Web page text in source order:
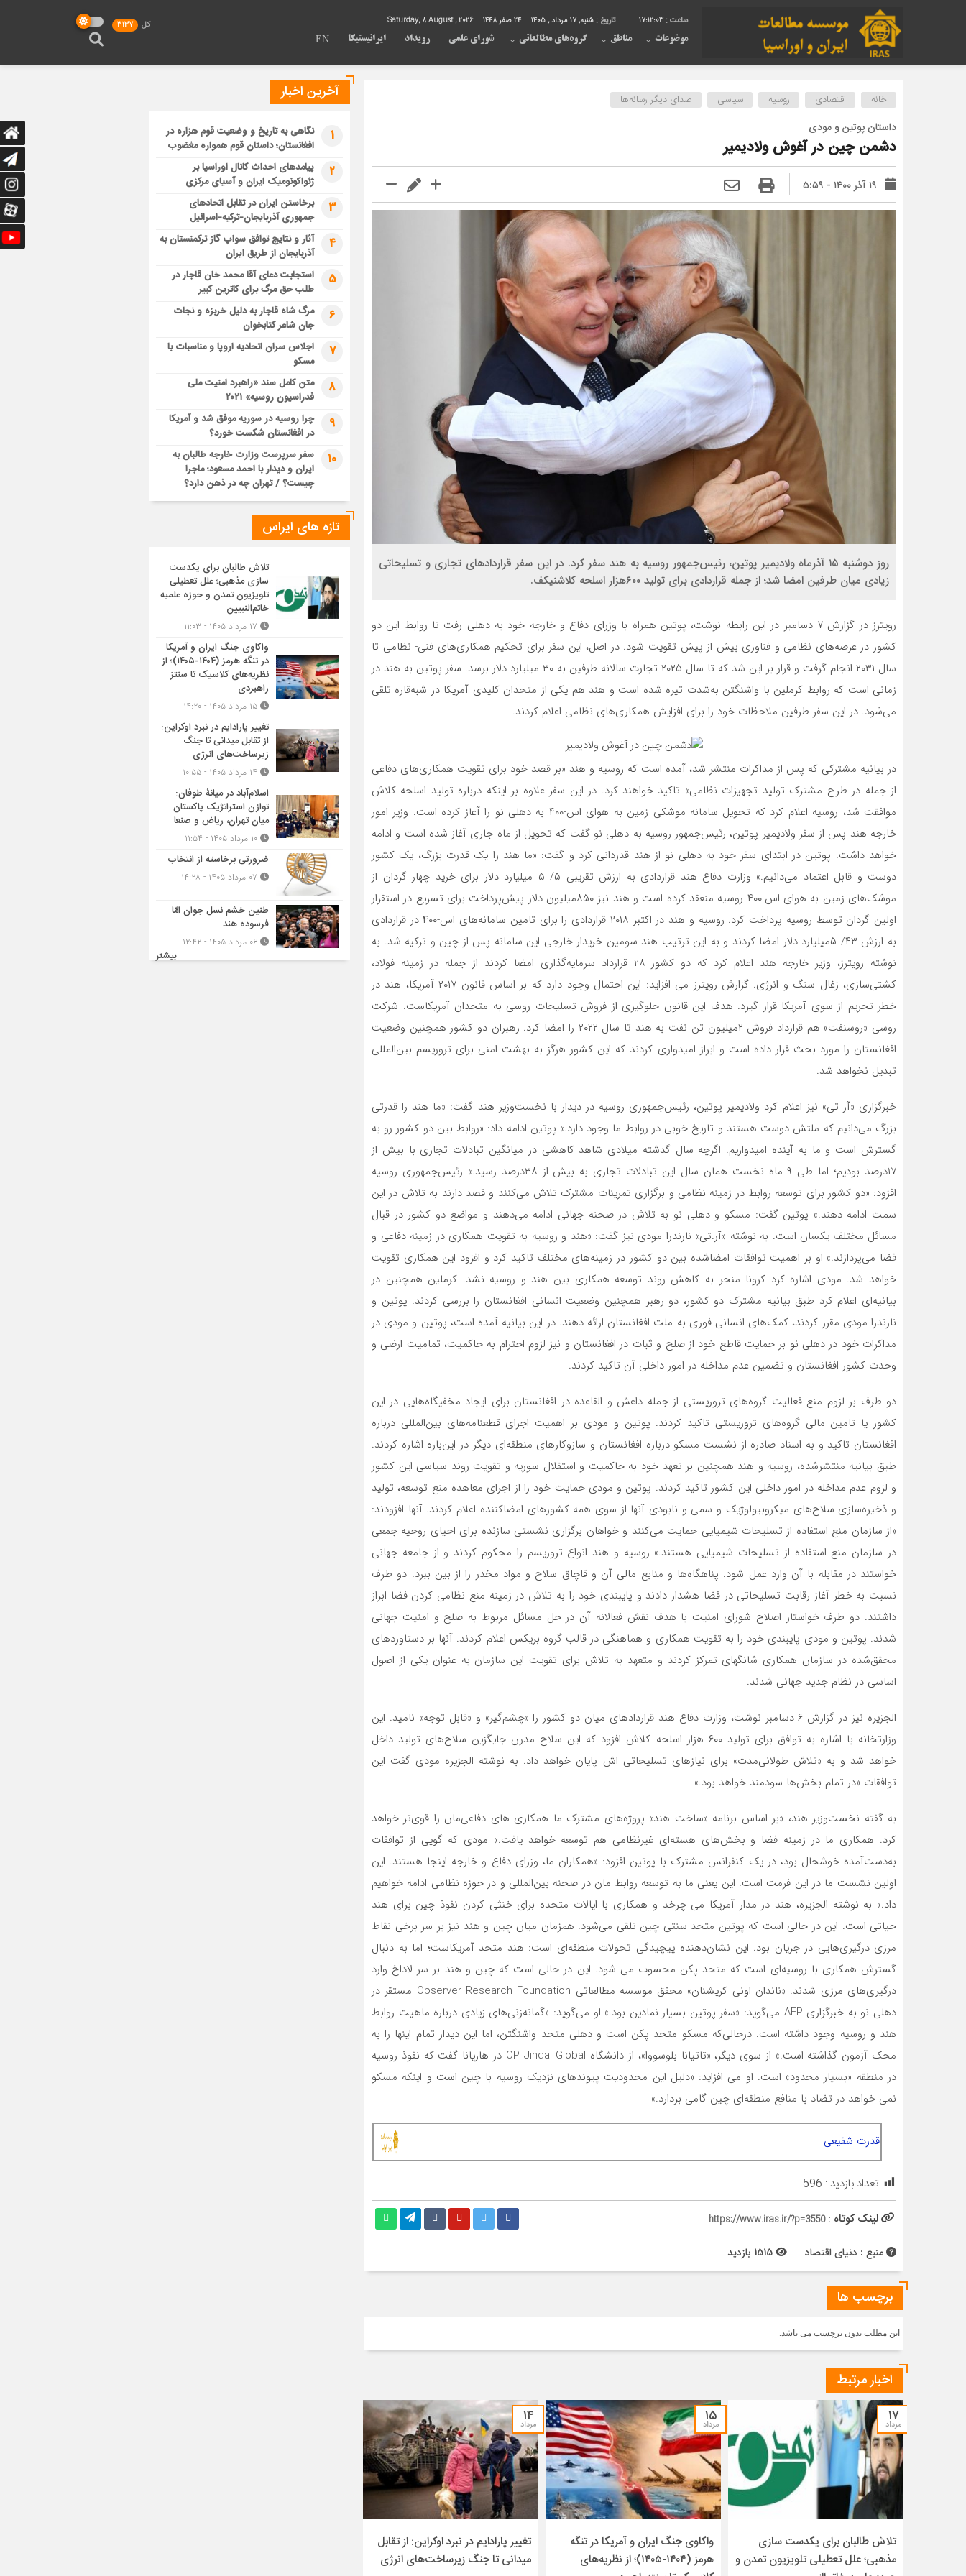
17:12:04 تاریخ : شنبه, ۱۷ مرداد , ۱۴۰۵ 24 صفر 1448
موضوعات مناطق گروه‌های مطالعاتی شورای علمی رویداد ایرانیستیکا EN
کل 3137
خانه اقتصادی روسیه سیاسی صدای دیگر رسانه‌ها
داستان پوتین و مودی
دشمن چین در آغوش ولادیمیر
۱۹ آذر ۱۴۰۰ - ۵:۵۹
روز دوشنبه ۱۵ آذرماه ولادیمیر پوتین، رئیس‌جمهور روسیه به هند سفر کرد. در این سفر قراردادهای تجاری و تسلیحاتی
زیادی میان طرفین امضا شد؛ از جمله قراردادی برای تولید ۶۰۰هزار اسلحه کلاشنیکف.
رویترز در گزارش ۷ دسامبر در این رابطه نوشت، پوتین همراه با وزرای دفاع و خارجه خود به دهلی رفت تا روابط این دو
کشور در عرصه‌های نظامی و فناوری بیش از پیش تقویت شود. در اصل، این سفر برای تحکیم همکاری‌های فنی- نظامی تا
سال ۲۰۳۱ انجام گرفت و قرار بر این شد که تا سال ۲۰۲۵ تجارت سالانه طرفین به ۳۰ میلیارد دلار برسد. سفر پوتین به هند در
زمانی است که روابط کرملین با واشنگتن به‌شدت تیره شده است و هند هم یکی از متحدان کلیدی آمریکا در شبه‌قاره تلقی
می‌شود. در این سفر طرفین ملاحظات خود را برای افزایش همکاری‌های نظامی اعلام کردند.
در بیانیه مشترکی که پس از مذاکرات منتشر شد، آمده است که روسیه و هند «بر قصد خود برای تقویت همکاری‌های دفاعی
از جمله در طرح مشترک تولید تجهیزات نظامی» تاکید خواهند کرد. در این سفر علاوه بر اینکه درباره تولید اسلحه کلاش
موافقت شد، روسیه اعلام کرد که تحویل سامانه موشکی زمین به هوای اس-۴۰۰ به دهلی نو را آغاز کرده است. وزیر امور
خارجه هند پس از سفر ولادیمیر پوتین، رئیس‌جمهور روسیه به دهلی نو گفت که تحویل از ماه جاری آغاز شده است و ادامه
خواهد داشت. پوتین در ابتدای سفر خود به دهلی نو از هند قدردانی کرد و گفت: «ما هند را یک قدرت بزرگ، یک کشور
دوست و قابل اعتماد می‌دانیم.» وزارت دفاع هند قراردادی به ارزش تقریبی ۵/ ۵ میلیارد دلار برای خرید چهار گردان از
موشک‌های زمین به هوای اس-۴۰۰ روسیه منعقد کرده است و هند نیز ۸۵۰میلیون دلار پیش‌پرداخت برای تسریع در استقرار
اولین گردان توسط روسیه پرداخت کرد. روسیه و هند در اکتبر ۲۰۱۸ قراردادی را برای تامین سامانه‌های اس-۴۰۰ در قراردادی
به ارزش ۴۳/ ۵میلیارد دلار امضا کردند و به این ترتیب هند سومین خریدار خارجی این سامانه پس از چین و ترکیه شد. به
نوشته رویترز، وزیر خارجه هند اعلام کرد که دو کشور ۲۸ قرارداد سرمایه‌گذاری امضا کردند از جمله در زمینه فولاد،
کشتی‌سازی، زغال سنگ و انرژی. گزارش رویترز می افزاید: این احتمال وجود دارد که بر اساس قانون ۲۰۱۷ آمریکا، هند در
خطر تحریم از سوی آمریکا قرار گیرد. هدف این قانون جلوگیری از فروش تسلیحات روسی به متحدان آمریکاست. شرکت
روسی «روسنفت» هم قرارداد فروش ۲میلیون تن نفت به هند تا سال ۲۰۲۲ را امضا کرد. رهبران دو کشور همچنین وضعیت
افغانستان را مورد بحث قرار داده است و ابراز امیدواری کردند که این کشور هرگز به بهشت امنی برای تروریسم بین‌المللی
تبدیل نخواهد شد.
خبرگزاری «آر تی» نیز اعلام کرد ولادیمیر پوتین، رئیس‌جمهوری روسیه در دیدار با نخست‌وزیر هند گفت: «ما هند را قدرتی
بزرگ می‌دانیم که ملتش دوست هستند و تاریخ خوبی در روابط ما وجود دارد.» پوتین ادامه داد: «روابط بین دو کشور رو به
گسترش است و ما به آینده امیدواریم. اگرچه سال گذشته میلادی شاهد کاهشی در میانگین تبادلات تجاری با بیش از
۱۷درصد بودیم؛ اما طی ۹ ماه نخست همان سال این تبادلات تجاری به بیش از ۳۸درصد رسید.» رئیس‌جمهوری روسیه
افزود: «دو کشور برای توسعه روابط در زمینه نظامی و برگزاری تمرینات مشترک تلاش می‌کنند و قصد دارند به تلاش در این
سمت ادامه دهند.» پوتین گفت: مسکو و دهلی نو به تلاش در صحنه جهانی ادامه می‌دهند و مواضع دو کشور در قبال
مسائل مختلف یکسان است. به نوشته «آر.تی» نارندرا مودی نیز گفت: «هند و روسیه به تقویت همکاری در زمینه دفاعی و
فضا می‌پردازند.» او بر اهمیت توافقات امضاشده بین دو کشور در زمینه‌های مختلف تاکید کرد و افزود این همکاری تقویت
خواهد شد. مودی اشاره کرد کرونا منجر به کاهش روند توسعه همکاری بین هند و روسیه نشد. کرملین همچنین در
بیانیه‌ای اعلام کرد طبق بیانیه مشترک دو کشور، دو رهبر همچنین وضعیت انسانی افغانستان را بررسی کردند. پوتین و
نارندرا مودی مقرر کردند، کمک‌های انسانی فوری به ملت افغانستان ارائه دهند. در این بیانیه آمده است، پوتین و مودی در
مذاکرات خود در دهلی نو بر حمایت قاطع خود از صلح و ثبات در افغانستان و نیز لزوم احترام به حاکمیت، تمامیت ارضی و
وحدت کشور افغانستان و تضمین عدم مداخله در امور داخلی آن تاکید کردند.
دو طرف بر لزوم منع فعالیت گروه‌های تروریستی از جمله داعش و القاعده در افغانستان برای ایجاد مخفیگاه‌هایی در این
کشور یا تامین مالی گروه‌های تروریستی تاکید کردند. پوتین و مودی بر اهمیت اجرای قطعنامه‌های بین‌المللی درباره
افغانستان تاکید و به اسناد صادره از نشست مسکو درباره افغانستان و سازوکارهای منطقه‌ای دیگر در این‌باره اشاره کردند.
طبق بیانیه منتشرشده، روسیه و هند همچنین بر تعهد خود به حاکمیت و استقلال سوریه و تقویت روند سیاسی این کشور
و لزوم عدم مداخله در امور داخلی این کشور تاکید کردند. پوتین و مودی حمایت خود را از اجرای معاهده منع توسعه، تولید
و ذخیره‌سازی سلاح‌های میکروبیولوژیک و سمی و نابودی آنها از سوی همه کشورهای امضاکننده اعلام کردند. آنها افزودند:
«از سازمان منع استفاده از تسلیحات شیمیایی حمایت می‌کنند و خواهان برگزاری نشستی سازنده برای احیای روحیه جمعی
در سازمان منع استفاده از تسلیحات شیمیایی هستند.» روسیه و هند انواع تروریسم را محکوم کردند و از جامعه جهانی
خواستند در مقابله با آن وارد عمل شود. پناهگاه‌ها و منابع مالی آن و قاچاق سلاح و مواد مخدر را از بین ببرد. دو طرف
نسبت به خطر آغاز رقابت تسلیحاتی در فضا هشدار دادند و پایبندی خود را به تلاش در زمینه منع نظامی کردن فضا ابراز
داشتند. دو طرف خواستار اصلاح شورای امنیت با هدف نقش فعالانه‌ آن در حل مسائل مربوط به صلح و امنیت جهانی
شدند. پوتین و مودی پایبندی خود را به تقویت همکاری و هماهنگی در قالب گروه بریکس اعلام کردند. آنها بر دستاوردهای
محقق‌شده در سازمان همکاری شانگهای تمرکز کردند و متعهد به تلاش برای تقویت این سازمان به عنوان یکی از اصول
اساسی در نظام جدید جهانی شدند.
الجزیره نیز در گزارش ۶ دسامبر نوشت، وزارت دفاع هند قراردادهای میان دو کشور را «چشم‌گیر» و «قابل توجه» نامید. این
وزارتخانه با اشاره به توافق برای تولید ۶۰۰ هزار اسلحه کلاش افزود که این سلاح مدرن جایگزین سلاح‌های تولید داخل
خواهد شد و به «تلاش طولانی‌مدت» برای نیازهای تسلیحاتی اش پایان خواهد داد. به نوشته الجزیره مودی گفت این
توافقات «در تمام بخش‌ها سودمند خواهد بود.»
به گفته نخست‌وزیر هند، «بر اساس برنامه «ساخت هند» پروژه‌های مشترک ما همکاری های دفاعی‌مان را قوی‌تر خواهد
کرد. همکاری ما در زمینه فضا و بخش‌های هسته‌ای غیرنظامی هم توسعه خواهد یافت.» مودی که گویی از توافقات
به‌دست‌آمده خوشحال بود، در یک کنفرانس مشترک با پوتین افزود: «همکاران ما، وزرای دفاع و خارجه اینجا هستند. این
اولین نشست ما در این فرمت است. این یعنی ما به توسعه روابط مان در صحنه بین‌المللی و در حوزه نظامی ادامه خواهیم
داد.» به نوشته الجزیره، هند در مدار آمریکا می چرخد و همکاری با ایالات متحده برای خنثی کردن نفوذ چین برای هند
حیاتی است. این در حالی است که پوتین متحد سنتی چین تلقی می‌شود. همزمان میان چین و هند نیز بر سر برخی نقاط
مرزی درگیری‌هایی در جریان بود. این نشان‌دهنده پیچیدگی تحولات منطقه‌ای است: هند متحد آمریکاست؛ اما به دنبال
گسترش همکاری با روسیه‌ای است که متحد پکن محسوب می شود. این در حالی است که چین و هند بر سر لاداخ وارد
درگیری‌های مرزی شدند. «ناندان اونی کریشنان» محقق موسسه مطالعاتی Observer Research Foundation مستقر در
دهلی نو به خبرگزاری AFP می‌گوید: «سفر پوتین بسیار نمادین بود.» او می‌گوید: «گمانه‌زنی‌های زیادی درباره ماهیت روابط
هند و روسیه وجود داشته است. درحالی‌که مسکو متحد پکن است و دهلی متحد واشنگتن، اما این دیدار تمام اینها را به
محک آزمون گذاشته است.» از سوی دیگر، «تاتیانا بلوسووا»، از دانشگاه OP Jindal Global در هاریانا گفت که نفوذ روسیه
در منطقه «بسیار محدود» است. او می افزاید: «دلیل این محدودیت پیوندهای نزدیک روسیه با چین است و اینکه مسکو
نمی خواهد در تضاد با منافع منطقه‌ای چین گامی بردارد.»
قدرت شفیعی
تعداد بازدید : 596
لینک کوتاه :https://www.iras.ir/?p=3550
منبع : دنیای اقتصاد
برچسب ها
این مطلب بدون برچسب می باشد.
اخبار مرتبط
۱۷
مرداد
تلاش طالبان برای یکدست سازی
مذهبی؛ علل تعطیلی تلویزیون تمدن و
۱۵
مرداد
واکاوی جنگ ایران و آمریکا در تنگه
هرمز (۱۴۰۴-۱۴۰۵)؛ از نظریه‌های
۱۴
مرداد
تغییر پارادایم در نبرد اوکراین: از تقابل
میدانی تا جنگ زیرساخت‌های انرژی
آخرین اخبار
1
نگاهی به تاریخ و وضعیت قوم هزاره در
افغانستان؛ داستان قوم همواره مغضوب
2
پیامدهای احداث کانال اوراسیا بر
ژئواکونومیک ایران و آسیای مرکزی
3
برخاستن ایران در تقابل اتحادهای
جمهوری آذربایجان-ترکیه-اسرائیل
4
آثار و نتایج توافق سواپ گاز ترکمنستان به
آذربایجان از طریق ایران
5
استجابت دعای آقا محمد خان قاجار در
طلب حق مرگ برای کاترین کبیر
6
مرگ شاه قاجار به دلیل خربزه و نجات
جان شاعر کتابخوان
7
اجلاس سران اتحادیه اروپا و مناسبات با
مسکو
8
متن کامل سند «راهبرد امنیت ملی
فدراسیون روسیه» ۲۰۲۱
9
چرا روسیه در سوریه موفق شد و آمریکا
در افغانستان شکست خورد؟
10
سفر سرپرست وزارت خارجه طالبان به
ایران و دیدار با احمد مسعود؛ ماجرا
چیست؟ / تهران چه در ذهن دارد؟
تازه های ایراس
تلاش طالبان برای یکدست
سازی مذهبی؛ علل تعطیلی
تلویزیون تمدن و حوزه علمیه
خاتم‌النبیین
واکاوی جنگ ایران و آمریکا
در تنگه هرمز (۱۴۰۴-۱۴۰۵)؛ از
نظریه‌های کلاسیک تا سنتز
راهبردی
تغییر پارادایم در نبرد اوکراین:
از تقابل میدانی تا جنگ
زیرساخت‌های انرژی
اسلام‌آباد در میانۀ طوفان:
توازن استراتژیک پاکستان
میان تهران، ریاض و صنعا
ضرورتی برخاسته از انتخاب
طنین خشم نسل جوان امّا
فرسوده هند
بیشتر